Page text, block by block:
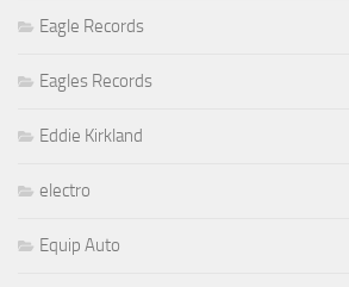
Eagle Records
Eagles Records
Eddie Kirkland
electro
Equip Auto